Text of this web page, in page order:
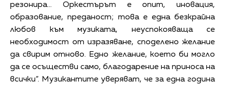
резонира… Оркестърът е опит, иновация,
образование, преданост; това е една безкрайна
любов към музиката, неуспокояваща се
необходимост от изразяване, споделено желание
да свирим отново. Едно желание, което би могло
да се осъществи само, благодарение на приноса на
всички“. Музикантите уверяват, че за една година